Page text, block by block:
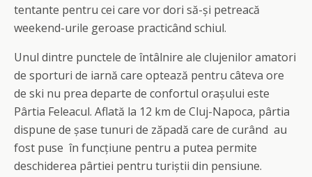
tentante pentru cei care vor dori să-și petreacă
weekend-urile geroase practicând schiul.
Unul dintre punctele de întâlnire ale clujenilor amatori
de sporturi de iarnă care optează pentru câteva ore
de ski nu prea departe de confortul orașului este
Pârtia Feleacul. Aflată la 12 km de Cluj-Napoca, pârtia
dispune de șase tunuri de zăpadă care de curând au
fost puse în funcțiune pentru a putea permite
deschiderea pârtiei pentru turiștii din pensiune.